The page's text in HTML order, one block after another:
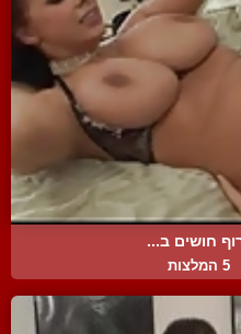
חושים ב...
5 המלצות